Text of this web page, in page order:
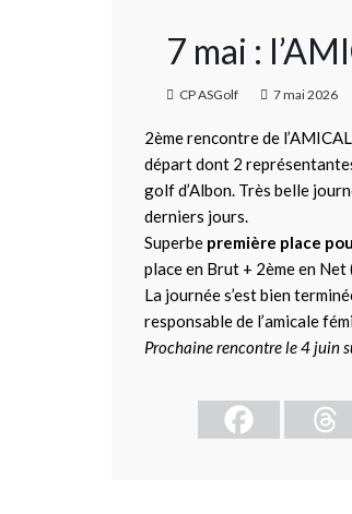
7 mai :
CP ASGolf 7 mai 2026
2ème rencontre de
départ dont 2
golf d’Albon. Très belle
derniers jours.
Superbe première place
place en Brut + 2ème en
La journée s’est bien
responsable de l’amicale
Prochaine rencontre le 4 juin